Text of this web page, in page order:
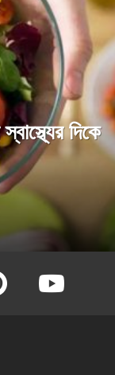
দিকে
pinterest youtube